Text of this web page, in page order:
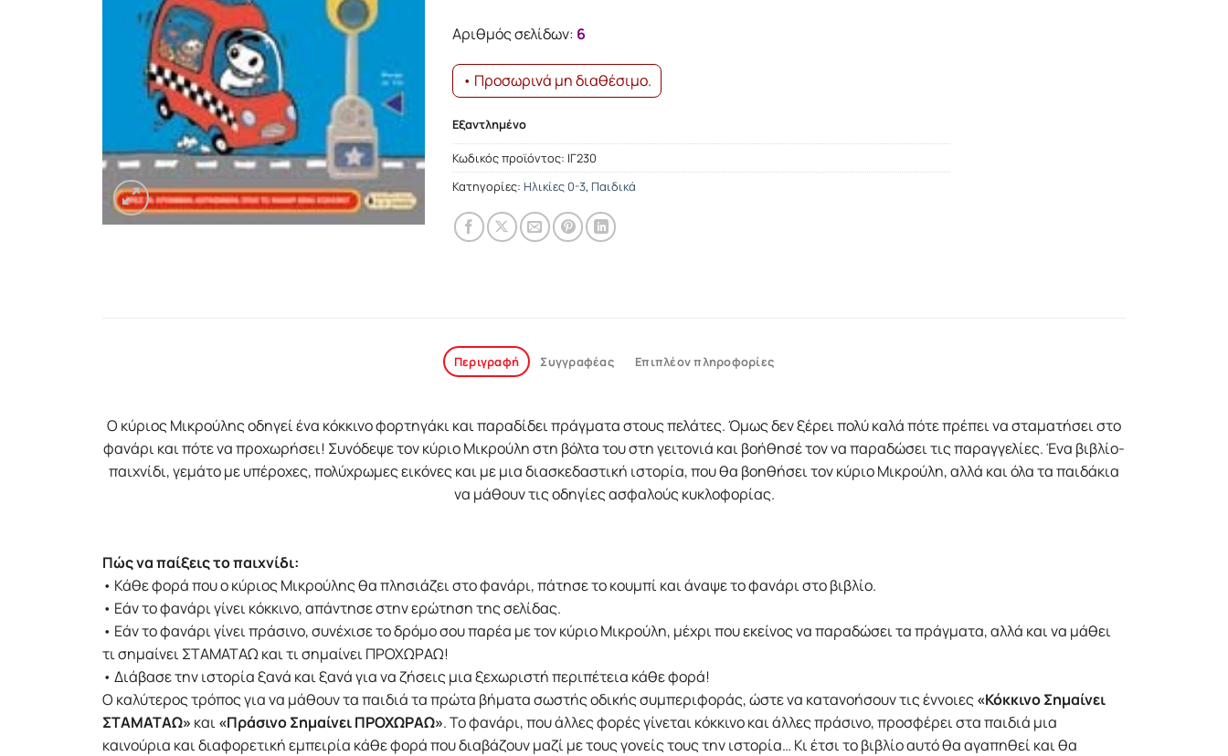
9.13€.
Αριθμός σελίδων: 6
• Προσωρινά μη διαθέσιμο.
Εξαντλημένο
Κωδικός προϊόντος: ΙΓ230
Κατηγορίες: Ηλικίες 0-3, Παιδικά
Περιγραφή Συγγραφέας Επιπλέον πληροφορίες
Ο κύριος Μικρούλης οδηγεί ένα κόκκινο φορτηγάκι και παραδίδει πράγματα στους πελάτες. Όμως δεν ξέρει πολύ καλά πότε πρέπει να σταματήσει στο
φανάρι και πότε να προχωρήσει! Συνόδεψε τον κύριο Μικρούλη στη βόλτα του στη γειτονιά και βοήθησέ τον να παραδώσει τις παραγγελίες. Ένα βιβλίο-
παιχνίδι, γεμάτο με υπέροχες, πολύχρωμες εικόνες και με μια διασκεδαστική ιστορία, που θα βοηθήσει τον κύριο Μικρούλη, αλλά και όλα τα παιδάκια
να μάθουν τις οδηγίες ασφαλούς κυκλοφορίας.
Πώς να παίξεις το παιχνίδι:
• Κάθε φορά που ο κύριος Μικρούλης θα πλησιάζει στο φανάρι, πάτησε το κουμπί και άναψε το φανάρι στο βιβλίο.
• Εάν το φανάρι γίνει κόκκινο, απάντησε στην ερώτηση της σελίδας.
• Εάν το φανάρι γίνει πράσινο, συνέχισε το δρόμο σου παρέα με τον κύριο Μικρούλη, μέχρι που εκείνος να παραδώσει τα πράγματα, αλλά και να μάθει
τι σημαίνει ΣΤΑΜΑΤΑΩ και τι σημαίνει ΠΡΟΧΩΡΑΩ!
• Διάβασε την ιστορία ξανά και ξανά για να ζήσεις μια ξεχωριστή περιπέτεια κάθε φορά!
Ο καλύτερος τρόπος για να μάθουν τα παιδιά τα πρώτα βήματα σωστής οδικής συμπεριφοράς, ώστε να κατανοήσουν τις έννοιες«Κόκκινο Σημαίνει
ΣΤΑΜΑΤΑΩ» και «Πράσινο Σημαίνει ΠΡΟΧΩΡΑΩ». Το φανάρι, που άλλες φορές γίνεται κόκκινο και άλλες πράσινο, προσφέρει στα παιδιά μια
καινούρια και διαφορετική εμπειρία κάθε φορά που διαβάζουν μαζί με τους γονείς τους την ιστορία… Κι έτσι το βιβλίο αυτό θα αγαπηθεί και θα